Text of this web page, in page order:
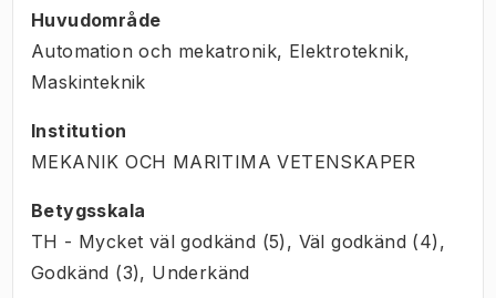
Huvudområde
Automation och mekatronik, Elektroteknik,
Maskinteknik
Institution
MEKANIK OCH MARITIMA VETENSKAPER
Betygsskala
TH - Mycket väl godkänd (5), Väl godkänd (4),
Godkänd (3), Underkänd